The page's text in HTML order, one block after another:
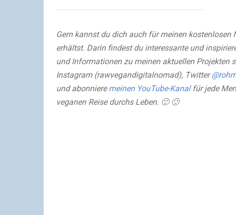
Gern kannst du dich auch für meinen kostenlosen
erhältst. Darin findest du interessante und
und Informationen zu meinen aktuellen Projekten
Instagram (rawvegandigitalnomad), Twitter
und abonnieremeinen YouTube-Kanalfür jede
veganen Reise durchs Leben. 🙂 🙂